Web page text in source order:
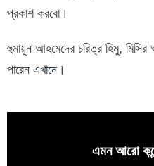
প্রকাশ করবো।
হুমায়ূন আহমেদের চরিত্র হিমু,
পারেন এখানে ।
Newsletterএমন আরো